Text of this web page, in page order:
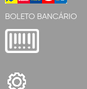
BOLETO BANCÁRIO